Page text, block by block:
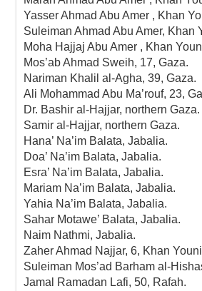
Yasser Ahmad Abu Amer , Khan
Suleiman Ahmad Abu Amer, Khan
Moha Hajjaj Abu Amer , Khan
Mos’ab Ahmad Sweih, 17, Gaza.
Nariman Khalil al-Agha, 39, Gaza.
Ali Mohammad Abu Ma’rouf, 23,
Dr. Bashir al-Hajjar, northern Gaza.
Samir al-Hajjar, northern Gaza.
Hana’ Na’im Balata, Jabalia.
Doa’ Na’im Balata, Jabalia.
Esra’ Na’im Balata, Jabalia.
Mariam Na’im Balata, Jabalia.
Yahia Na’im Balata, Jabalia.
Sahar Motawe’ Balata, Jabalia.
Naim Nathmi, Jabalia.
Zaher Ahmad Najjar, 6, Khan
Suleiman Mos’ad Barham al-
Jamal Ramadan Lafi, 50, Rafah.